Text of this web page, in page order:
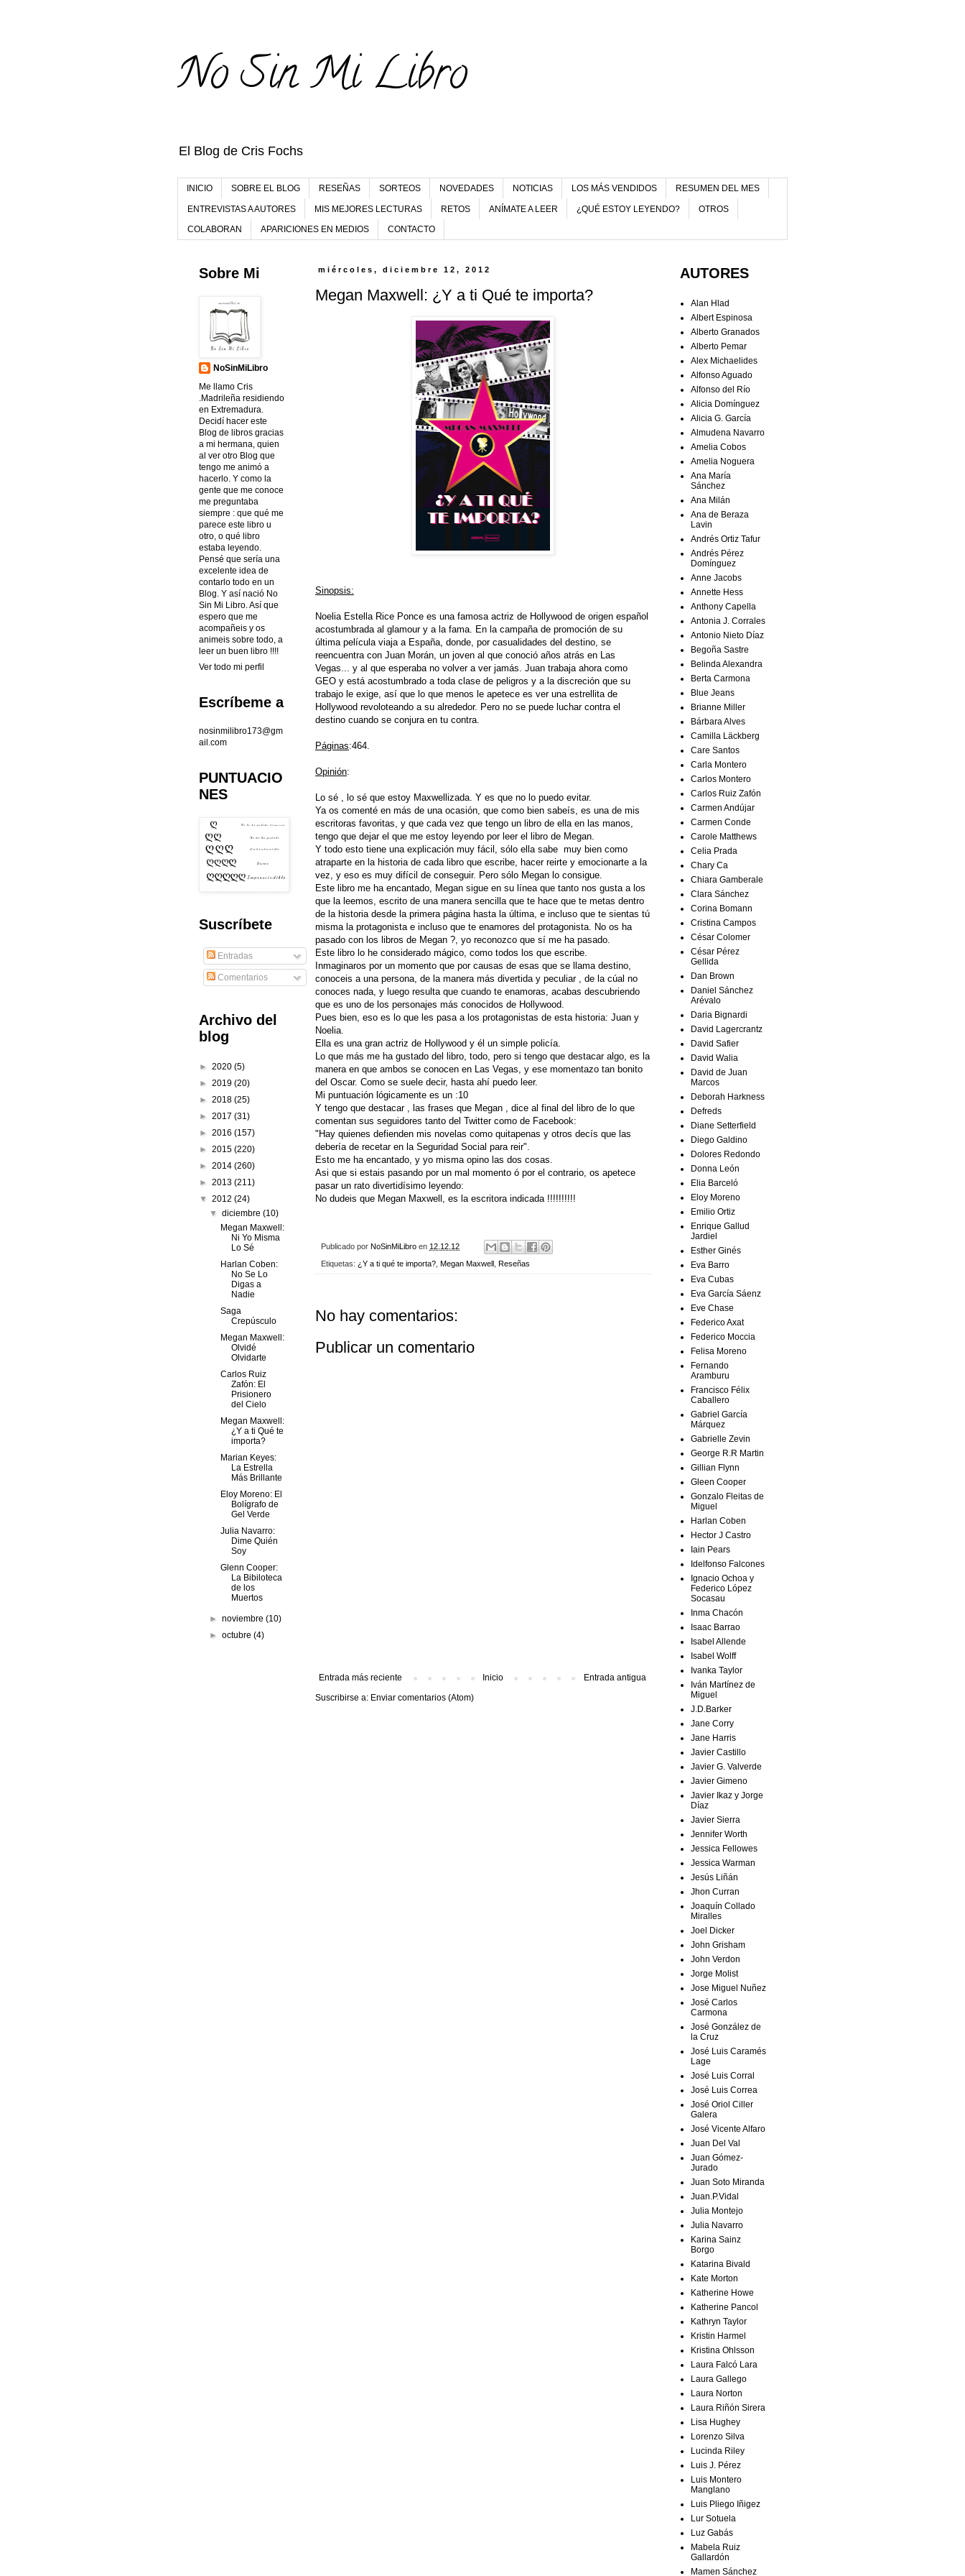
No Sin Mi Libro
El Blog de Cris Fochs
INICIO SOBRE EL BLOG RESEÑAS SORTEOS NOVEDADES NOTICIAS LOS MÁS VENDIDOS RESUMEN DEL MES
ENTREVISTAS A AUTORES MIS MEJORES LECTURAS RETOS ANÍMATE A LEER ¿QUÉ ESTOY LEYENDO? OTROS
COLABORAN APARICIONES EN MEDIOS CONTACTO
miércoles, diciembre 12, 2012
Megan Maxwell: ¿Y a ti Qué te importa?
Sinopsis:
Noelia Estella Rice Ponce es una famosa actriz de Hollywood de origen español
acostumbrada al glamour y a la fama. En la campaña de promoción de su
última película viaja a España, donde, por casualidades del destino, se
reencuentra con Juan Morán, un joven al que conoció años atrás en Las
Vegas... y al que esperaba no volver a ver jamás. Juan trabaja ahora como
GEO y está acostumbrado a toda clase de peligros y a la discreción que su
trabajo le exige, así que lo que menos le apetece es ver una estrellita de
Hollywood revoloteando a su alrededor. Pero no se puede luchar contra el
destino cuando se conjura en tu contra.
Páginas:464.
Opinión:
Lo sé , lo sé que estoy Maxwellizada. Y es que no lo puedo evitar.
Ya os comenté en más de una ocasión, que como bien sabeís, es una de mis
escritoras favoritas, y que cada vez que tengo un libro de ella en las manos,
tengo que dejar el que me estoy leyendo por leer el libro de Megan.
Y todo esto tiene una explicación muy fácil, sólo ella sabe muy bien como
atraparte en la historia de cada libro que escribe, hacer reirte y emocionarte a la
vez, y eso es muy difícil de conseguir. Pero sólo Megan lo consigue.
Este libro me ha encantado, Megan sigue en su línea que tanto nos gusta a los
que la leemos, escrito de una manera sencilla que te hace que te metas dentro
de la historia desde la primera página hasta la última, e incluso que te sientas tú
misma la protagonista e incluso que te enamores del protagonista. No os ha
pasado con los libros de Megan ?, yo reconozco que sí me ha pasado.
Este libro lo he considerado mágico, como todos los que escribe.
Inmaginaros por un momento que por causas de esas que se llama destino,
conoceis a una persona, de la manera más divertida y peculiar , de la cúal no
conoces nada, y luego resulta que cuando te enamoras, acabas descubriendo
que es uno de los personajes más conocidos de Hollywood.
Pues bien, eso es lo que les pasa a los protagonistas de esta historia: Juan y
Noelia.
Ella es una gran actriz de Hollywood y él un simple policía.
Lo que más me ha gustado del libro, todo, pero si tengo que destacar algo, es la
manera en que ambos se conocen en Las Vegas, y ese momentazo tan bonito
del Oscar. Como se suele decir, hasta ahí puedo leer.
Mi puntuación lógicamente es un :10
Y tengo que destacar , las frases que Megan , dice al final del libro de lo que
comentan sus seguidores tanto del Twitter como de Facebook:
"Hay quienes defienden mis novelas como quitapenas y otros decís que las
debería de recetar en la Seguridad Social para reir".
Esto me ha encantado, y yo misma opino las dos cosas.
Asi que si estais pasando por un mal momento ó por el contrario, os apetece
pasar un rato divertidísimo leyendo:
No dudeis que Megan Maxwell, es la escritora indicada !!!!!!!!!!
Publicado por NoSinMiLibro en 12.12.12
Etiquetas: ¿Y a ti qué te importa? Megan Maxwell Reseñas
No hay comentarios:
Publicar un comentario
Entrada más reciente Entrada antigua
Inicio
Suscribirse a: Enviar comentarios (Atom)
Sobre Mi
NoSinMiLibro
Me llamo Cris
.Madrileña residiendo
en Extremadura.
Decidí hacer este
Blog de libros gracias
a mi hermana, quien
al ver otro Blog que
tengo me animó a
hacerlo. Y como la
gente que me conoce
me preguntaba
siempre : que qué me
parece este libro u
otro, o qué libro
estaba leyendo.
Pensé que sería una
excelente idea de
contarlo todo en un
Blog. Y así nació No
Sin Mi Libro. Así que
espero que me
acompañeis y os
animeis sobre todo, a
leer un buen libro !!!!
Ver todo mi perfil
Escríbeme a
nosinmilibro173@gm
ail.com
PUNTUACIO
NES
Suscríbete
Entradas
Comentarios
Archivo del
blog
► 2020 (5)
► 2019 (20)
► 2018 (25)
► 2017 (31)
► 2016 (157)
► 2015 (220)
► 2014 (260)
► 2013 (211)
▼ 2012 (24)
▼diciembre(10)
Megan Maxwell:
Ni Yo Misma
Lo Sé
Harlan Coben:
No Se Lo
Digas a
Nadie
Saga
Crepúsculo
Megan Maxwell:
Olvidé
Olvidarte
Carlos Ruiz
Zafón: El
Prisionero
del Cielo
Megan Maxwell:
¿Y a ti Qué te
importa?
Marian Keyes:
La Estrella
Más Brillante
Eloy Moreno: El
Bolígrafo de
Gel Verde
Julia Navarro:
Dime Quién
Soy
Glenn Cooper:
La Bibiloteca
de los
Muertos
►noviembre(10)
►octubre(4)
AUTORES
Alan Hlad
Albert Espinosa
Alberto Granados
Alberto Pemar
Alex Michaelides
Alfonso Aguado
Alfonso del Río
Alicia Domínguez
Alicia G. García
Almudena Navarro
Amelia Cobos
Amelia Noguera
Ana María
Sánchez
Ana Milán
Ana de Beraza
Lavin
Andrés Ortiz Tafur
Andrés Pérez
Domínguez
Anne Jacobs
Annette Hess
Anthony Capella
Antonia J. Corrales
Antonio Nieto Díaz
Begoña Sastre
Belinda Alexandra
Berta Carmona
Blue Jeans
Brianne Miller
Bárbara Alves
Camilla Läckberg
Care Santos
Carla Montero
Carlos Montero
Carlos Ruiz Zafón
Carmen Andújar
Carmen Conde
Carole Matthews
Celia Prada
Chary Ca
Chiara Gamberale
Clara Sánchez
Corina Bomann
Cristina Campos
César Colomer
César Pérez
Gellida
Dan Brown
Daniel Sánchez
Arévalo
Daria Bignardi
David Lagercrantz
David Safier
David Walia
David de Juan
Marcos
Deborah Harkness
Defreds
Diane Setterfield
Diego Galdino
Dolores Redondo
Donna León
Elia Barceló
Eloy Moreno
Emilio Ortiz
Enrique Gallud
Jardiel
Esther Ginés
Eva Barro
Eva Cubas
Eva García Sáenz
Eve Chase
Federico Axat
Federico Moccia
Felisa Moreno
Fernando
Aramburu
Francisco Félix
Caballero
Gabriel García
Márquez
Gabrielle Zevin
George R.R Martin
Gillian Flynn
Gleen Cooper
Gonzalo Fleitas de
Miguel
Harlan Coben
Hector J Castro
Iain Pears
Idelfonso Falcones
Ignacio Ochoa y
Federico López
Socasau
Inma Chacón
Isaac Barrao
Isabel Allende
Isabel Wolff
Ivanka Taylor
Iván Martínez de
Miguel
J.D.Barker
Jane Corry
Jane Harris
Javier Castillo
Javier G. Valverde
Javier Gimeno
Javier Ikaz y Jorge
Díaz
Javier Sierra
Jennifer Worth
Jessica Fellowes
Jessica Warman
Jesús Liñán
Jhon Curran
Joaquín Collado
Miralles
Joel Dicker
John Grisham
John Verdon
Jorge Molist
Jose Miguel Nuñez
José Carlos
Carmona
José González de
la Cruz
José Luis Caramés
Lage
José Luis Corral
José Luis Correa
José Oriol Ciller
Galera
José Vicente Alfaro
Juan Del Val
Juan Gómez-
Jurado
Juan Soto Miranda
Juan.P.Vidal
Julia Montejo
Julia Navarro
Karina Sainz
Borgo
Katarina Bivald
Kate Morton
Katherine Howe
Katherine Pancol
Kathryn Taylor
Kristin Harmel
Kristina Ohlsson
Laura Falcó Lara
Laura Gallego
Laura Norton
Laura Riñón Sirera
Lisa Hughey
Lorenzo Silva
Lucinda Riley
Luis J. Pérez
Luis Montero
Manglano
Luis Pliego Iñigez
Lur Sotuela
Luz Gabás
Mabela Ruiz
Gallardón
Mamen Sánchez